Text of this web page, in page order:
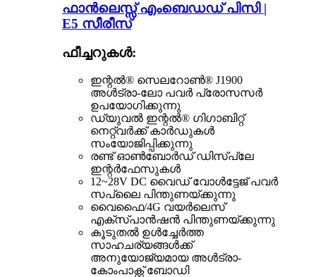
ഫാൻലെസ്സ് എംബെഡഡ് പിസി |
E5 സീരീസ്
ഫീച്ചറുകൾ:
ഇന്റൽ® സെലറോൺ® J1900
അൾട്രാ-ലോ പവർ പ്രോസസർ
ഉപയോഗിക്കുന്നു
ഡ്യുവൽ ഇന്റൽ® ഗിഗാബിറ്റ്
നെറ്റ്‌വർക്ക് കാർഡുകൾ
സംയോജിപ്പിക്കുന്നു
രണ്ട് ഓൺബോർഡ് ഡിസ്പ്ലേ
ഇന്റർഫേസുകൾ
12~28V DC വൈഡ് വോൾട്ടേജ് പവർ
സപ്ലൈ പിന്തുണയ്ക്കുന്നു
വൈഫൈ/4G വയർലെസ്
എക്സ്പാൻഷൻ പിന്തുണയ്ക്കുന്നു
കൂടുതൽ ഉൾച്ചേർത്ത
സാഹചര്യങ്ങൾക്ക്
അനുയോജ്യമായ അൾട്രാ-
കോംപാക്റ്റ് ബോഡി